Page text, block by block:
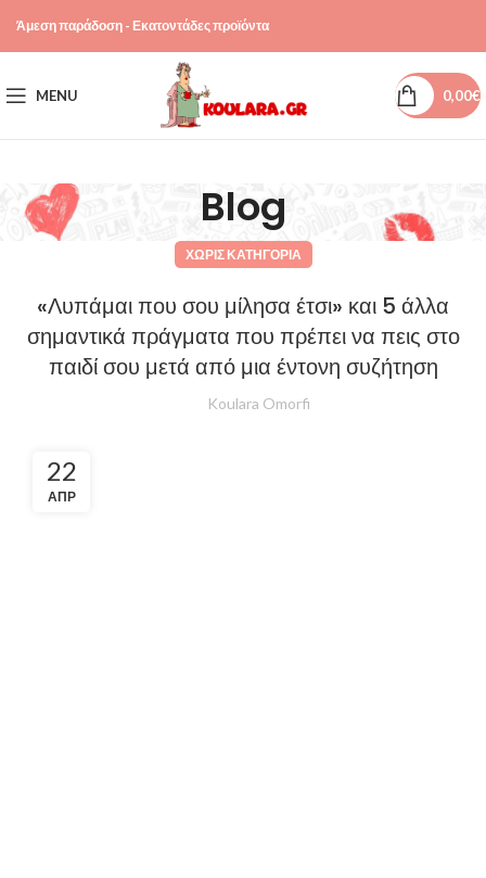
Άμεση παράδοση - Εκατοντάδες προϊόντα
MENU 0,00€
Blog
ΧΩΡΊΣ ΚΑΤΗΓΟΡΊΑ
«Λυπάμαι που σου μίλησα έτσι» και 5 άλλα
σημαντικά πράγματα που πρέπει να πεις στο
παιδί σου μετά από μια έντονη συζήτηση
Koulara Omorfi
22
ΑΠΡ